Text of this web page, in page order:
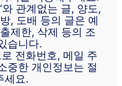
와 관계없는 글, 양도,
, 도배 등의 글은 예
제한, 삭제 등의 조
습니다.
전화번호, 메일 주
중한 개인정보는 절
세요.